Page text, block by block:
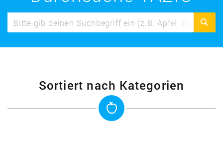
Sortiert nach Kategorien